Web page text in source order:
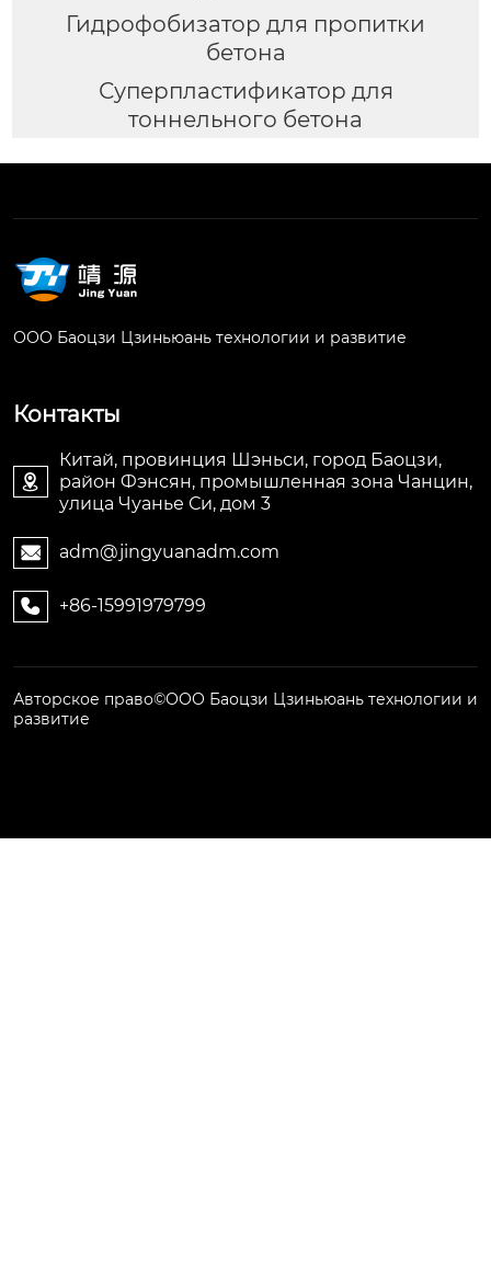
Гидрофобизатор для пропитки
бетона
Суперпластификатор для
тоннельного бетона
ООО Баоцзи Цзиньюань технологии и развитие
Контакты

Китай, провинция Шэньси, город Баоцзи,
район Фэнсян, промышленная зона Чанцин,
улица Чуанье Си, дом 3
 adm@jingyuanadm.com
 +86-15991979799
Авторское право©ООО Баоцзи Цзиньюань технологии и
развитие